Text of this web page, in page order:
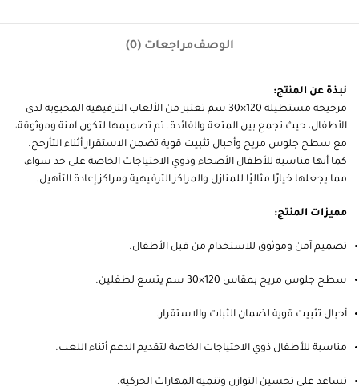
الوصفمراجعات (0)
نبذة عن المنتج:
مرجيحة مستطيلة 120×30 سم تعتبر من الألعاب الترفيهية المحبوبة لدى
الأطفال، حيث تجمع بين المتعة والفائدة. تم تصميمها لتكون آمنة وموثوقة،
مع سطح جلوس مريح وأحبال تثبيت قوية تضمن الاستقرار أثناء التأرجح.
كما أنها مناسبة للأطفال الأصحاء وذوي الاحتياجات الخاصة على حد سواء،
مما يجعلها خيارًا مثاليًا للمنازل والمراكز الترفيهية ومراكز إعادة التأهيل.
مميزات المنتج:
تصميم آمن وموثوق للاستخدام من قبل الأطفال.
سطح جلوس مريح بمقاس 120×30 سم يتسع لطفلين.
أحبال تثبيت قوية لضمان الثبات والاستقرار.
مناسبة للأطفال ذوي الاحتياجات الخاصة لتقديم الدعم أثناء اللعب.
تساعد على تحسين التوازن وتنمية المهارات الحركية.